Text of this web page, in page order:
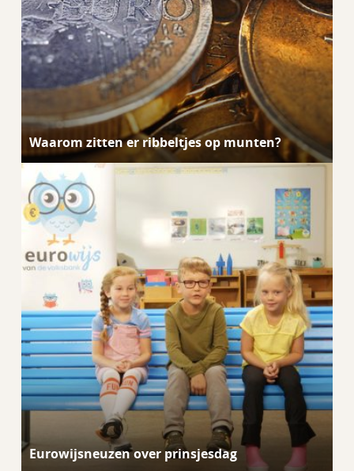
Waarom zitten er ribbeltjes op munten?
Eurowijsneuzen over prinsjesdag